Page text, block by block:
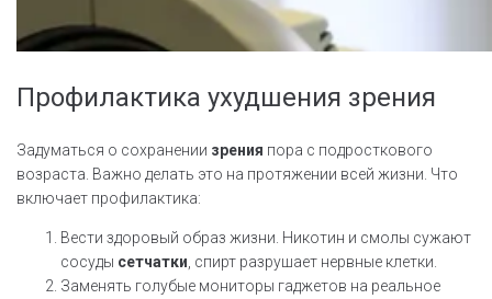
Профилактика ухудшения зрения
Задуматься о сохранении зрения пора с подросткового
возраста. Важно делать это на протяжении всей жизни. Что
включает профилактика:
Вести здоровый образ жизни. Никотин и смолы сужают
сосуды сетчатки , спирт разрушает нервные клетки.
Заменять голубые мониторы гаджетов на реальное